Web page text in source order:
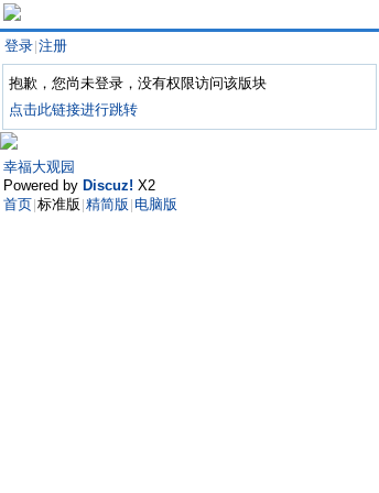
登录 注册
抱歉，您尚未登录，没有权限访问该版块
点击此链接进行跳转
幸福大观园
Powered by Discuz! X2
首页 标准版 精简版 电脑版